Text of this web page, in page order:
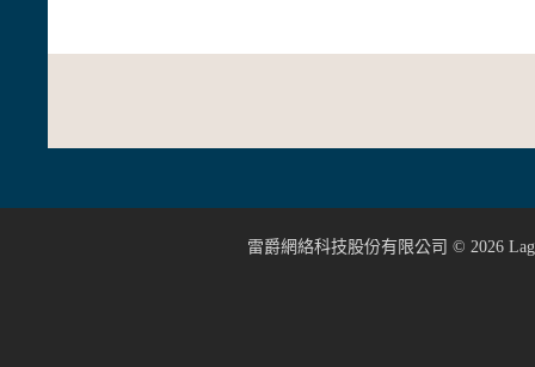
雷爵網絡科技股份有限公司 © 2026